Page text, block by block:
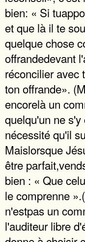
bien: « Si
et que là il te
quelque chose
offrandedevant
réconcilier avec
ton offrande».
encorelà un
quelqu'un ne
nécessité qu'il
Maislorsque
être
bien : « Que
le comprenne
n'estpas un
l'auditeur libre